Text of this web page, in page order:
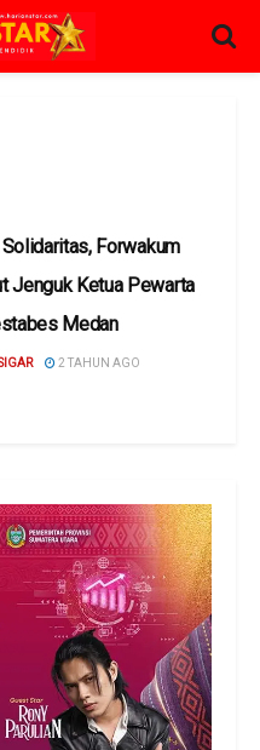
Forwakum
Jenguk Ketua Pewarta
Medan
2 TAHUN AGO